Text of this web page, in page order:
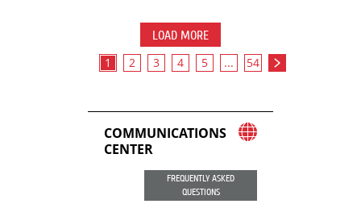
LOAD MORE
1 2 3 4 5 ... 54
COMMUNICATIONS
CENTER
FREQUENTLY ASKED
QUESTIONS